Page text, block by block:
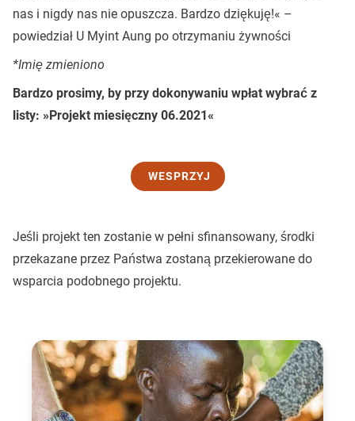
nas i nigdy nas nie opuszcza. Bardzo dziękuję!« –
powiedział U Myint Aung po otrzymaniu żywności
*Imię zmieniono
Bardzo prosimy, by przy dokonywaniu wpłat wybrać z
listy: »Projekt miesięczny 06.2021«
WESPRZYJ
Jeśli projekt ten zostanie w pełni sfinansowany, środki
przekazane przez Państwa zostaną przekierowane do
wsparcia podobnego projektu.